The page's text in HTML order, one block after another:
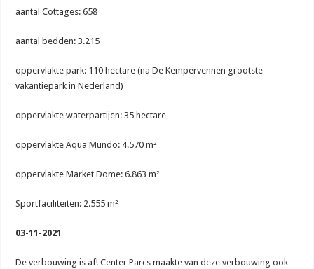
aantal Cottages: 658
aantal bedden: 3.215
oppervlakte park: 110 hectare (na De Kempervennen grootste
vakantiepark in Nederland)
oppervlakte waterpartijen: 35 hectare
oppervlakte Aqua Mundo: 4.570 m²
oppervlakte Market Dome: 6.863 m²
Sportfaciliteiten: 2.555 m²
03-11-2021
De verbouwing is af! Center Parcs maakte van deze verbouwing ook